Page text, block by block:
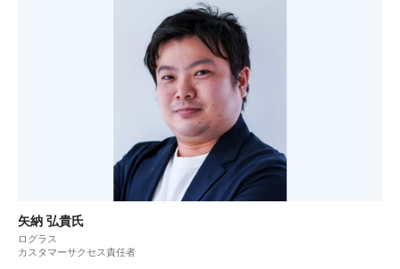
矢納 弘貴氏
ログラス
カスタマーサクセス責任者